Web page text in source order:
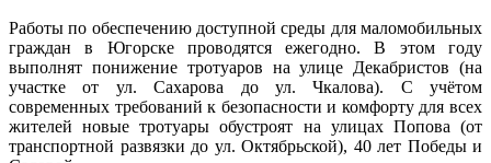
Работы по обеспечению доступной среды для маломобильных
граждан в Югорске проводятся ежегодно. В этом году
выполнят понижение тротуаров на улице Декабристов (на
участке от ул. Сахарова до ул. Чкалова). С учётом
современных требований к безопасности и комфорту для всех
жителей новые тротуары обустроят на улицах Попова (от
транспортной развязки до ул. Октябрьской), 40 лет Победы и